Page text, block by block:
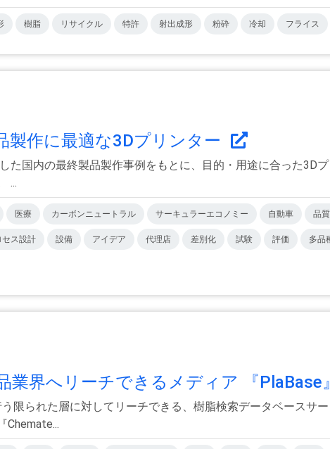
樹脂 リサイクル 特許 射出成形 粉砕 冷却 フライス
製作に最適な3Dプリンター
た国内の最終製品製作事例をもとに、目的・用途に合った3D
...
医療 カーボンニュートラル サーキュラーエコノミー 自動車 品
セス設計 設備 アイデア 代理店 差別化 試験 評価 多品
業界へリーチできるメディア 『PlaBase
限られた層に対してリーチできる、樹脂検索データベースサ
Chemate...